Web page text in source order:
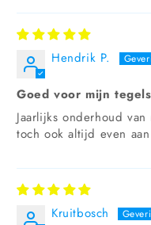
Hendrik P.
Goed voor mijn tegels
Jaarlijks onderhoud
toch ook altijd even
Kruitbosch